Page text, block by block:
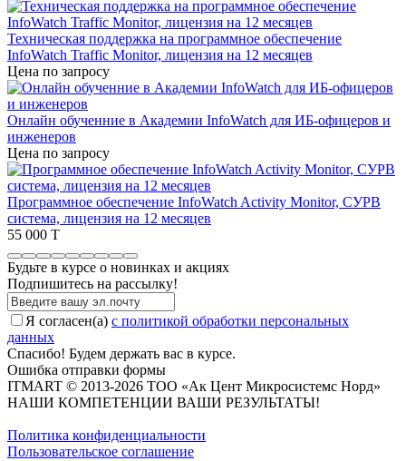
Техническая поддержка на программное обеспечение
InfoWatch Traffic Monitor, лицензия на 12 месяцев
Цена по запросу
Онлайн обученние в Академии InfoWatch для ИБ-офицеров и
инженеров
Цена по запросу
Программное обеспечение InfoWatch Activity Monitor, СУРВ
система, лицензия на 12 месяцев
55 000 T
Будьте в курсе о новинках и акциях
Подпишитесь на рассылкy!
Я согласен(a) с политикой обработки персональных
данных
Спасибо! Будем держать вас в курсе.
Ошибка отправки формы
ITMART © 2013-2026 ТОО «Ак Цент Микросистемс Норд»
НАШИ КОМПЕТЕНЦИИ ВАШИ РЕЗУЛЬТАТЫ!
Политика конфиденциальности
Пользовательское соглашение